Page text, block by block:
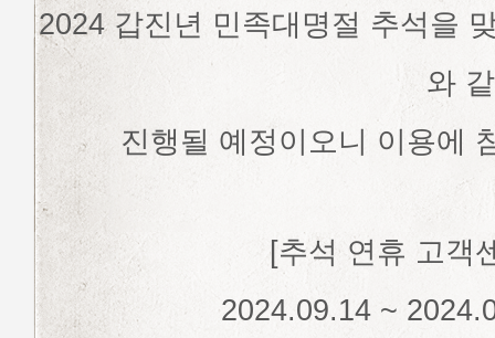
2024 갑진년 민족대명절 추석을
와
진행될 예정이오니 이용에
[추석 연휴 고객
2024.09.14 ~